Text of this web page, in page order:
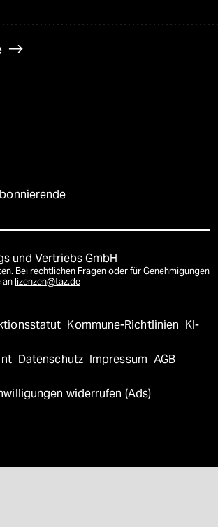
und Vertriebs GmbH
Bei rechtlichen Fragen oder für Genehmigungen
an lizenzen@taz.de
Kommune-Richtlinien KI-
Datenschutz Impressum AGB
widerrufen (Ads)